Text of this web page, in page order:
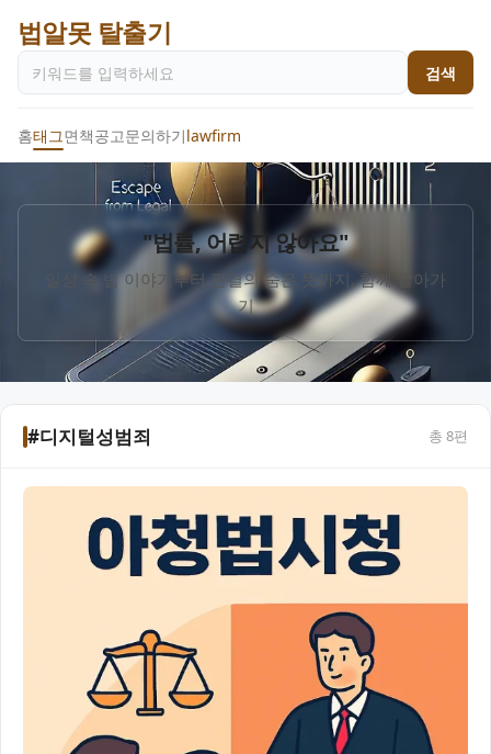
법알못 탈출기
검색
홈태그면책공고문의하기lawfirm
"법률, 어렵지 않아요"
일상 속 법 이야기부터 판결의 숨은 뜻까지, 함께 알아가
기
#디지털성범죄 총 8편